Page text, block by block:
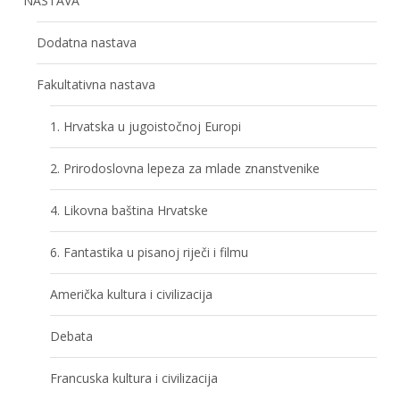
Dodatna nastava
Fakultativna nastava
1. Hrvatska u jugoistočnoj Europi
2. Prirodoslovna lepeza za mlade znanstvenike
4. Likovna baština Hrvatske
6. Fantastika u pisanoj riječi i filmu
Američka kultura i civilizacija
Debata
Francuska kultura i civilizacija